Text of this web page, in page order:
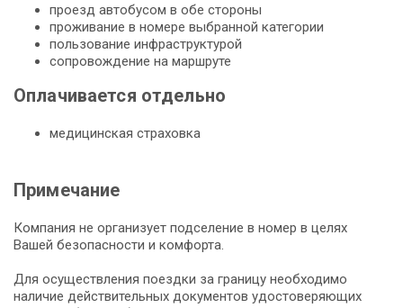
проезд автобусом в обе стороны
проживание в номере выбранной категории
пользование инфраструктурой
сопровождение на маршруте
Оплачивается отдельно
медицинская страховка
Примечание
Компания не организует подселение в номер в целях
Вашей безопасности и комфорта.
Для осуществления поездки за границу необходимо
наличие действительных документов удостоверяющих